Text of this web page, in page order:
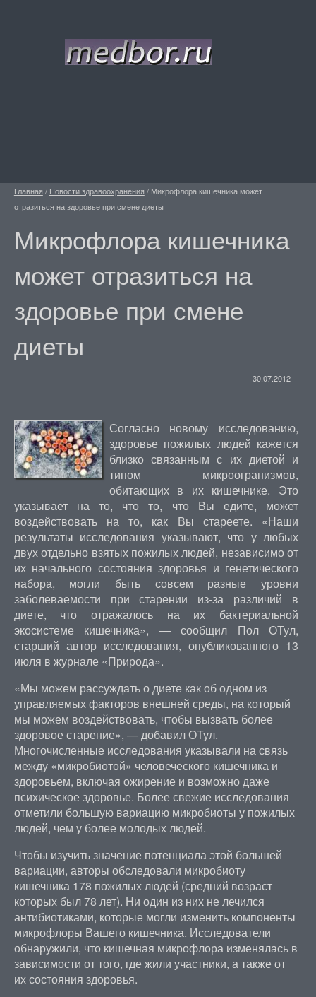
Главная / Новости здравоохранения / Микрофлора кишечника может
отразиться на здоровье при смене диеты
Микрофлора кишечника
может отразиться на
здоровье при смене
диеты
30.07.2012
Согласно новому исследованию,
здоровье пожилых людей кажется
близко связанным с их диетой и
типом микроогранизмов,
обитающих в их кишечнике. Это
указывает на то, что то, что Вы едите, может
воздействовать на то, как Вы стареете. «Наши
результаты исследования указывают, что у любых
двух отдельно взятых пожилых людей, независимо от
их начального состояния здоровья и генетического
набора, могли быть совсем разные уровни
заболеваемости при старении из-за различий в
диете, что отражалось на их бактериальной
экосистеме кишечника», — сообщил Пол ОТул,
старший автор исследования, опубликованного 13
июля в журнале «Природа».
«Мы можем рассуждать о диете как об одном из
управляемых факторов внешней среды, на который
мы можем воздействовать, чтобы вызвать более
здоровое старение», — добавил ОТул.
Многочисленные исследования указывали на связь
между «микробиотой» человеческого кишечника и
здоровьем, включая ожирение и возможно даже
психическое здоровье. Более свежие исследования
отметили большую вариацию микробиоты у пожилых
людей, чем у более молодых людей.
Чтобы изучить значение потенциала этой большей
вариации, авторы обследовали микробиоту
кишечника 178 пожилых людей (средний возраст
которых был 78 лет). Ни один из них не лечился
антибиотиками, которые могли изменить компоненты
микрофлоры Вашего кишечника. Исследователи
обнаружили, что кишечная микрофлора изменялась в
зависимости от того, где жили участники, а также от
их состояния здоровья.